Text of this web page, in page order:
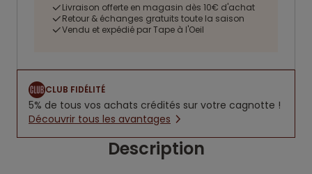
Livraison offerte en magasin dès 10€ d'achat
Retour & échanges gratuits toute la saison
Vendu et expédié par Tape à l'Oeil
CLUB FIDÉLITÉ
5% de tous vos achats crédités sur votre cagnotte !
Découvrir tous les avantages
Description